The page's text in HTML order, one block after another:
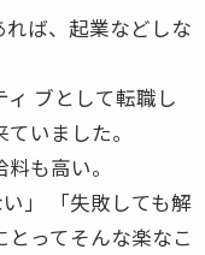
ば、起業などしな
ブとして転職し
いました。
も高い。
」 「失敗しても解
ってそんな楽なこ